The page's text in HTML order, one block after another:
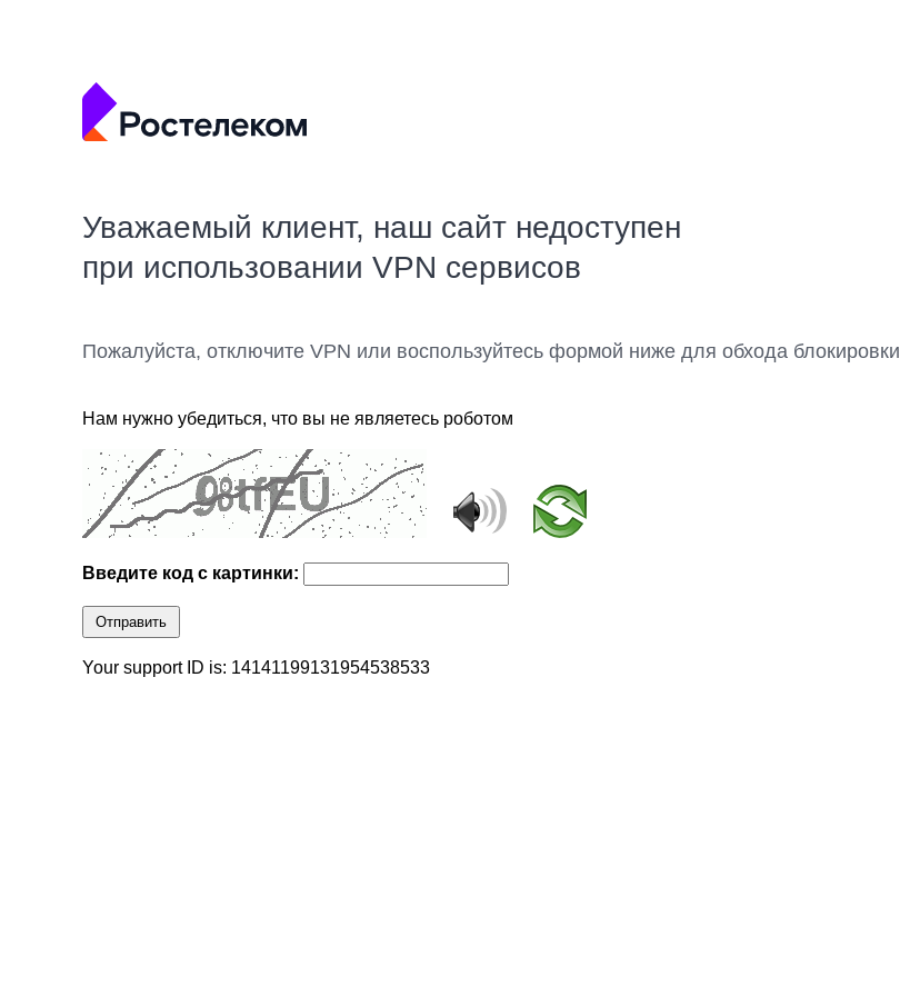
Уважаемый клиент, наш сайт недоступен
при использовании VPN сервисов
Пожалуйста, отключите VPN или воспользуйтесь формой ниже для обхода блокировки
Нам нужно убедиться, что вы не являетесь роботом
Введите код с картинки:
Отправить
Your support ID is: 14141199131954538533